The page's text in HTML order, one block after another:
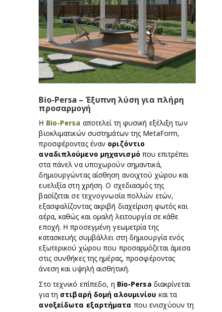
Bio-Persa – Έξυπνη λύση για πλήρη
προσαρμογή
Η Bio-Persa αποτελεί τη φυσική εξέλιξη των
βιοκλιματικών συστημάτων της MetaForm,
προσφέροντας έναν οριζόντιο
αναδιπλούμενο μηχανισμό που επιτρέπει
στα πάνελ να υποχωρούν σημαντικά,
δημιουργώντας αίσθηση ανοιχτού χώρου και
ευελιξία στη χρήση. Ο σχεδιασμός της
βασίζεται σε τεχνογνωσία πολλών ετών,
εξασφαλίζοντας ακριβή διαχείριση φωτός και
αέρα, καθώς και ομαλή λειτουργία σε κάθε
εποχή. Η προσεγμένη γεωμετρία της
κατασκευής συμβάλλει στη δημιουργία ενός
εξωτερικού χώρου που προσαρμόζεται άμεσα
στις συνθήκες της ημέρας, προσφέροντας
άνεση και υψηλή αισθητική.
Στο τεχνικό επίπεδο, η Bio-Persa διακρίνεται
για τη στιβαρή δομή αλουμινίου και τα
ανοξείδωτα εξαρτήματα που ενισχύουν τη